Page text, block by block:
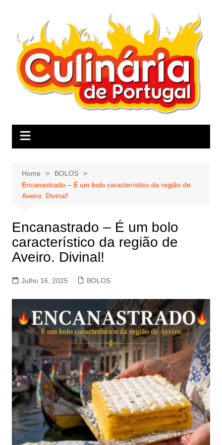
Home
BOLOS
Encanastrado – É um bolo característico da região de
Aveiro. Divinal!
Encanastrado – É um bolo
característico da região de
Aveiro. Divinal!
Julho 16, 2025 BOLOS